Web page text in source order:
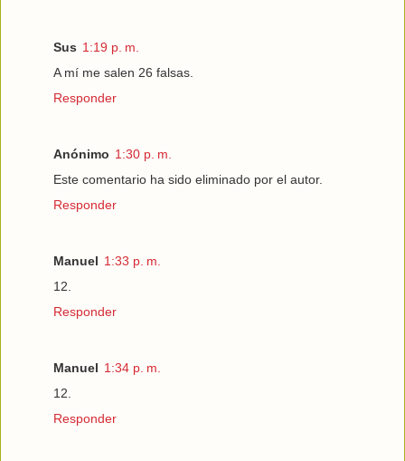
Sus 1:19 p. m.
A mí me salen 26 falsas.
Responder
Anónimo 1:30 p. m.
Este comentario ha sido eliminado por el autor.
Responder
Manuel 1:33 p. m.
12.
Responder
Manuel 1:34 p. m.
12.
Responder